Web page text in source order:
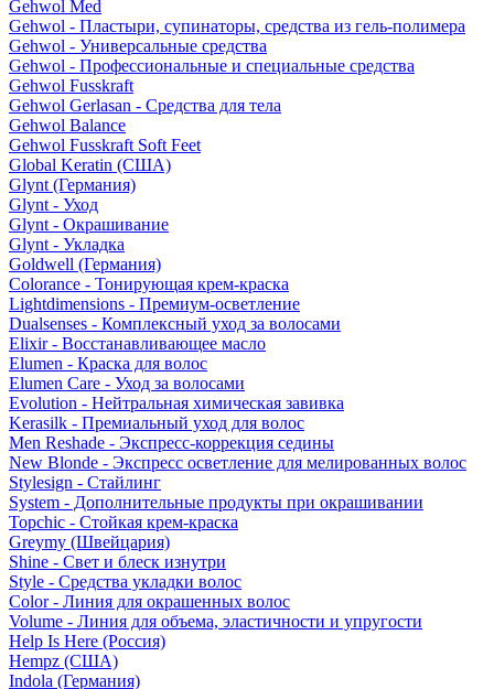
Gehwol Med
Gehwol - Пластыри, супинаторы, средства из гель-полимера
Gehwol - Универсальные средства
Gehwol - Профессиональные и специальные средства
Gehwol Fusskraft
Gehwol Gerlasan - Средства для тела
Gehwol Balance
Gehwol Fusskraft Soft Feet
Global Keratin (США)
Glynt (Германия)
Glynt - Уход
Glynt - Окрашивание
Glynt - Укладка
Goldwell (Германия)
Colorance - Тонирующая крем-краска
Lightdimensions - Премиум-осветление
Dualsenses - Комплексный уход за волосами
Elixir - Восстанавливающее масло
Elumen - Краска для волос
Elumen Care - Уход за волосами
Evolution - Нейтральная химическая завивка
Kerasilk - Премиальный уход для волос
Men Reshade - Экспресс-коррекция седины
New Blonde - Экспресс осветление для мелированных волос
Stylesign - Стайлинг
System - Дополнительные продукты при окрашивании
Topchic - Стойкая крем-краска
Greymy (Швейцария)
Shine - Свет и блеск изнутри
Style - Средства укладки волос
Color - Линия для окрашенных волос
Volume - Линия для объема, эластичности и упругости
Help Is Here (Россия)
Hempz (США)
Indola (Германия)